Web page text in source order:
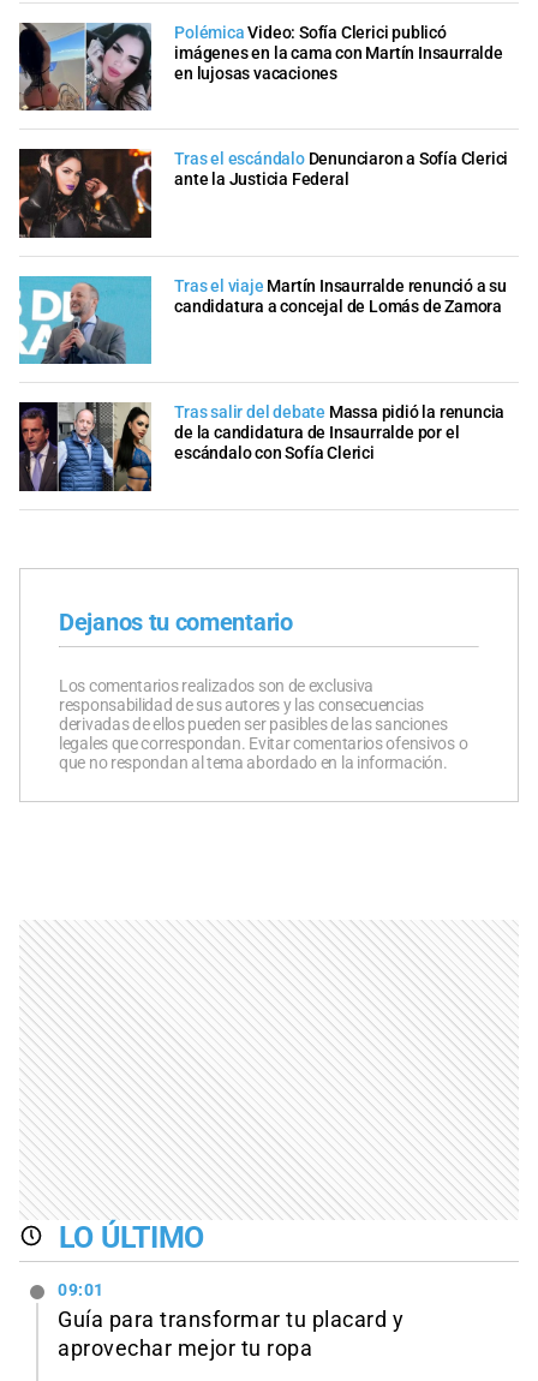
Polémica Video: Sofía Clerici publicó
imágenes en la cama con Martín Insaurralde
en lujosas vacaciones
Tras el escándalo Denunciaron a Sofía Clerici
ante la Justicia Federal
Tras el viaje Martín Insaurralde renunció a su
candidatura a concejal de Lomás de Zamora
Tras salir del debate Massa pidió la renuncia
de la candidatura de Insaurralde por el
escándalo con Sofía Clerici
Dejanos tu comentario
Los comentarios realizados son de exclusiva
responsabilidad de sus autores y las consecuencias
derivadas de ellos pueden ser pasibles de las sanciones
legales que correspondan. Evitar comentarios ofensivos o
que no respondan al tema abordado en la información.
LO ÚLTIMO
09:01
Guía para transformar tu placard y
aprovechar mejor tu ropa